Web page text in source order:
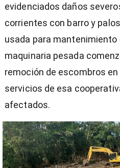
evidenciados daños
corrientes con barro y
usada para
maquinaria pesada
remoción de escombros
servicios de esa
afectados.